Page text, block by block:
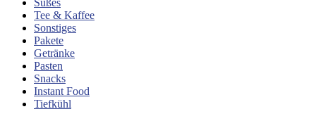
Süßes
Tee & Kaffee
Sonstiges
Pakete
Getränke
Pasten
Snacks
Instant Food
Tiefkühl